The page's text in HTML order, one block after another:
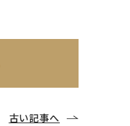
古い記事へ